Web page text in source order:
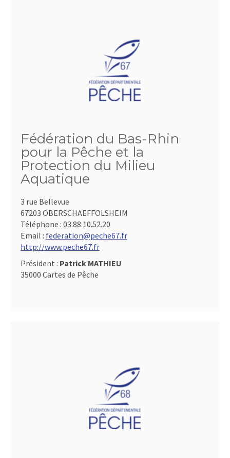
Fédération du Bas-Rhin
pour la Pêche et la
Protection du Milieu
Aquatique
3 rue Bellevue
67203 OBERSCHAEFFOLSHEIM
Téléphone : 03.88.10.52.20
Email : federation@peche67.fr
http://www.peche67.fr
Président : Patrick MATHIEU
35000 Cartes de Pêche